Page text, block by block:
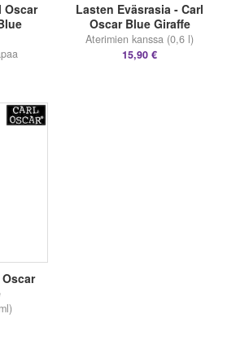
Oscar
Lasten Eväsrasia - Carl
Oscar Blue Giraffe
Aterimien kanssa (0,6 l)
15,90 €